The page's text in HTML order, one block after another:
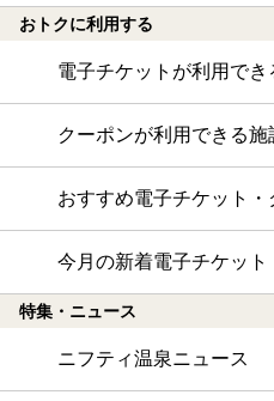
おトクに利用する
電子チケットが利用でき
クーポンが利用できる施
おすすめ電子チケット・
今月の新着電子チケット
特集・ニュース
ニフティ温泉ニュース